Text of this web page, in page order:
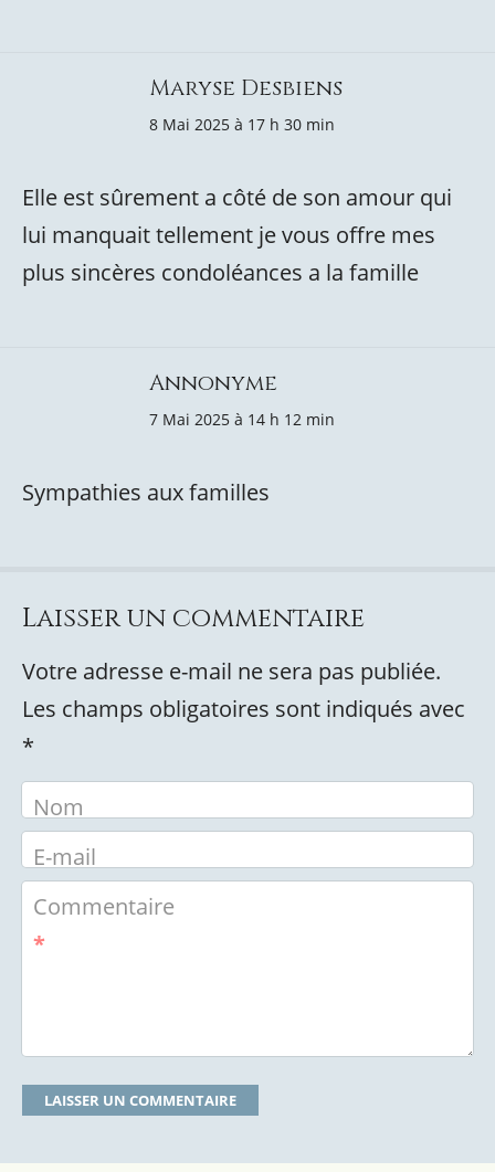
Maryse Desbiens
8 Mai 2025 à 17 h 30 min
Elle est sûrement a côté de son amour qui
lui manquait tellement je vous offre mes
plus sincères condoléances a la famille
Annonyme
7 Mai 2025 à 14 h 12 min
Sympathies aux familles
Laisser un commentaire
Votre adresse e-mail ne sera pas publiée.
Les champs obligatoires sont indiqués avec
*
Nom
E-mail
Commentaire
*